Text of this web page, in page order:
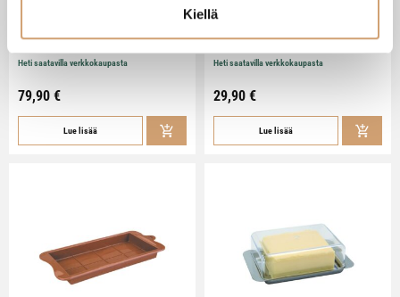
Kiellä
pippurimylly 18cm
Heti saatavilla verkkokaupasta
79,90 €
Lue lisää
Heti saatavilla verkkokaupasta
29,90 €
Lue lisää